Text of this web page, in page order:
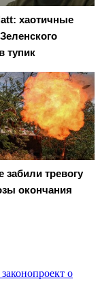
хаотичные
тупик
забили тревогу
окончания
о